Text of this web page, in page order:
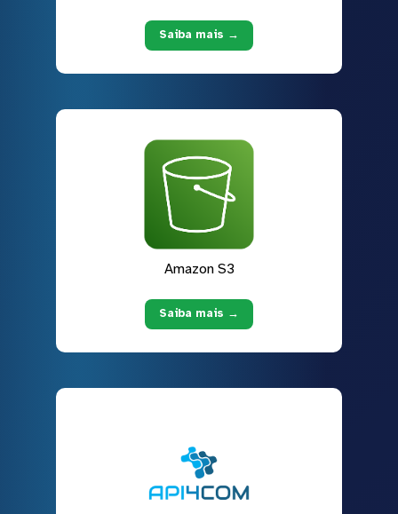
Saiba mais →
Amazon S3
Saiba mais →